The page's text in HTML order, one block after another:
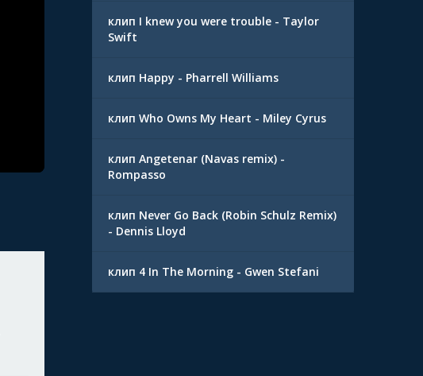
клип I knew you were trouble - Taylor
Swift
клип Happy - Pharrell Williams
клип Who Owns My Heart - Miley Cyrus
клип Angetenar (Navas remix) -
Rompasso
клип Never Go Back (Robin Schulz Remix)
- Dennis Lloyd
клип 4 In The Morning - Gwen Stefani